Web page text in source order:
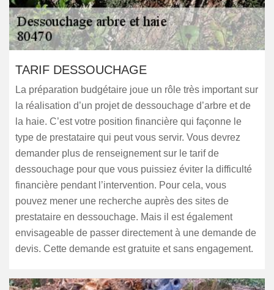
TARIF DESSOUCHAGE
La préparation budgétaire joue un rôle très important sur
la réalisation d’un projet de dessouchage d’arbre et de
la haie. C’est votre position financière qui façonne le
type de prestataire qui peut vous servir. Vous devrez
demander plus de renseignement sur le tarif de
dessouchage pour que vous puissiez éviter la difficulté
financière pendant l’intervention. Pour cela, vous
pouvez mener une recherche auprès des sites de
prestataire en dessouchage. Mais il est également
envisageable de passer directement à une demande de
devis. Cette demande est gratuite et sans engagement.